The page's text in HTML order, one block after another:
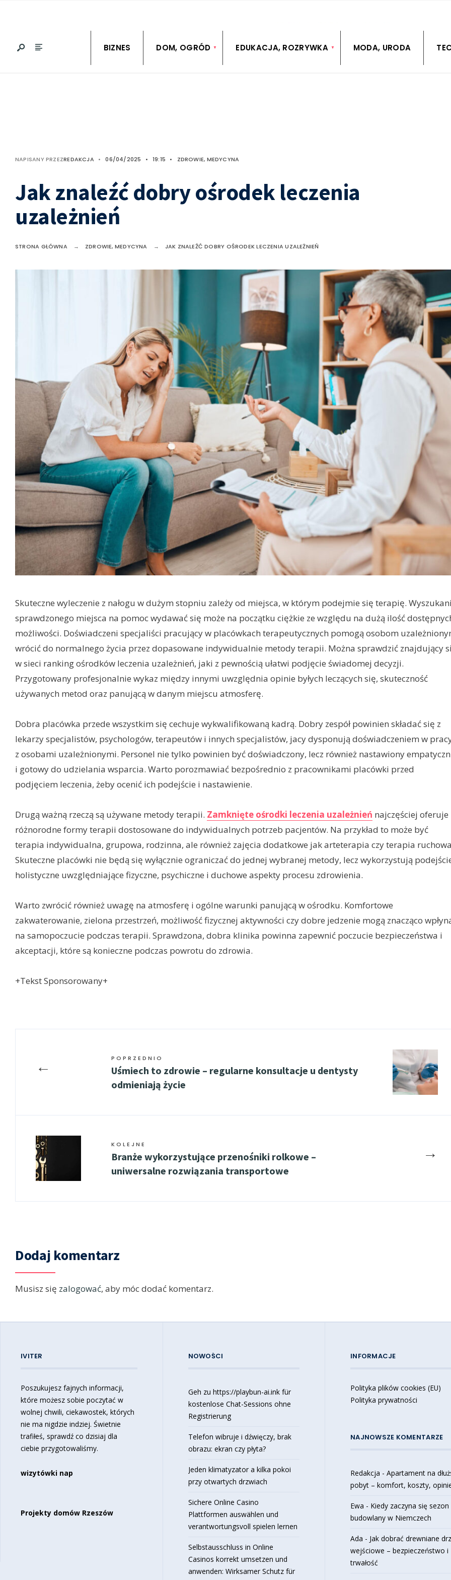
BIZNES DOM, OGRÓD EDUKACJA, ROZRYWKA MODA, URODA
NAPISANY PRZEZREDAKCJA • 06/04/2025 • 19:15 • ZDROWIE, MEDYCYNA
Jak znaleźć dobry ośrodek leczenia
uzależnień
STRONA GŁÓWNA ZDROWIE, MEDYCYNA JAK ZNALEŹĆ DOBRY OŚRODEK LECZENIA UZALEŻNIEŃ
Skuteczne wyleczenie z nałogu w dużym stopniu zależy od miejsca, w którym podejmie się terapię.
sprawdzonego miejsca na pomoc wydawać się może na początku ciężkie ze względu na dużą ilość
możliwości. Doświadczeni specjaliści pracujący w placówkach terapeutycznych pomogą osobom
wrócić do normalnego życia przez dopasowane indywidualnie metody terapii. Można sprawdzić znajdujący
w sieci ranking ośrodków leczenia uzależnień, jaki z pewnością ułatwi podjęcie świadomej decyzji.
Przygotowany profesjonalnie wykaz między innymi uwzględnia opinie byłych leczących się, skuteczność
używanych metod oraz panującą w danym miejscu atmosferę.
Dobra placówka przede wszystkim się cechuje wykwalifikowaną kadrą. Dobry zespół powinien składać się z
lekarzy specjalistów, psychologów, terapeutów i innych specjalistów, jacy dysponują doświadczeniem w
z osobami uzależnionymi. Personel nie tylko powinien być doświadczony, lecz również nastawiony
i gotowy do udzielania wsparcia. Warto porozmawiać bezpośrednio z pracownikami placówki przed
podjęciem leczenia, żeby ocenić ich podejście i nastawienie.
Drugą ważną rzeczą są używane metody terapii. Zamknięte ośrodki leczenia uzależnień najczęściej oferuje
różnorodne formy terapii dostosowane do indywidualnych potrzeb pacjentów. Na przykład to może być
terapia indywidualna, grupowa, rodzinna, ale również zajęcia dodatkowe jak arteterapia czy terapia
Skuteczne placówki nie będą się wyłącznie ograniczać do jednej wybranej metody, lecz wykorzystują
holistyczne uwzględniające fizyczne, psychiczne i duchowe aspekty procesu zdrowienia.
Warto zwrócić również uwagę na atmosferę i ogólne warunki panującą w ośrodku. Komfortowe
zakwaterowanie, zielona przestrzeń, możliwość fizycznej aktywności czy dobre jedzenie mogą znacząco
na samopoczucie podczas terapii. Sprawdzona, dobra klinika powinna zapewnić poczucie bezpieczeństwa i
akceptacji, które są konieczne podczas powrotu do zdrowia.
+Tekst Sponsorowany+
← POPRZEDNIO
Uśmiech to zdrowie – regularne konsultacje u dentysty
odmieniają życie
→
KOLEJNE
Branże wykorzystujące przenośniki rolkowe –
uniwersalne rozwiązania transportowe
Dodaj komentarz
Musisz się zalogować, aby móc dodać komentarz.
IVITER
Poszukujesz fajnych informacji,
które możesz sobie poczytać w
wolnej chwili, ciekawostek, których
nie ma nigdzie indziej. Świetnie
trafiłeś, sprawdź co dzisiaj dla
ciebie przygotowaliśmy.
wizytówki nap
Projekty domów Rzeszów
NOWOŚCI
Geh zu https://playbun-ai.ink für
kostenlose Chat-Sessions ohne
Registrierung
Telefon wibruje i dźwięczy, brak
obrazu: ekran czy płyta?
Jeden klimatyzator a kilka pokoi
przy otwartych drzwiach
Sichere Online Casino
Plattformen auswählen und
verantwortungsvoll spielen lernen
Selbstausschluss in Online
Casinos korrekt umsetzen und
anwenden: Wirksamer Schutz für
INFORMACJE
Polityka plików cookies (EU)
Polityka prywatności
NAJNOWSZE KOMENTARZE
Redakcja -Apartament na
pobyt – komfort, koszty,
Ewa - Kiedy zaczyna się sezon
budowlany w Niemczech
Ada - Jak dobrać drewniane
wejściowe – bezpieczeństwo i
trwałość